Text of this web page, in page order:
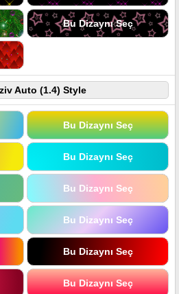
Bu Dizaynı Seç
Auto (1.4) Style
Bu Dizaynı Seç
Bu Dizaynı Seç
Bu Dizaynı Seç
Bu Dizaynı Seç
Bu Dizaynı Seç
Bu Dizaynı Seç